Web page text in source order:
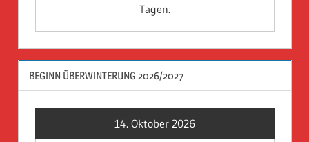
Tagen.
BEGINN ÜBERWINTERUNG 2026/2027
14. Oktober 2026